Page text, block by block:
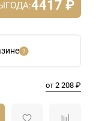
от 2 208 ₽
4417 ₽